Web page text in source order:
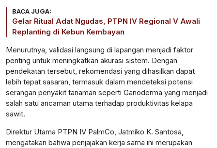
BACA JUGA:
Gelar Ritual Adat Ngudas, PTPN IV Regional V Awali
Replanting di Kebun Kembayan
Menurutnya, validasi langsung di lapangan menjadi faktor
penting untuk meningkatkan akurasi sistem. Dengan
pendekatan tersebut, rekomendasi yang dihasilkan dapat
lebih tepat sasaran, termasuk dalam mendeteksi potensi
serangan penyakit tanaman seperti Ganoderma yang menjadi
salah satu ancaman utama terhadap produktivitas kelapa
sawit.
Direktur Utama PTPN IV PalmCo, Jatmiko K. Santosa,
mengatakan bahwa penjajakan kerja sama ini merupakan